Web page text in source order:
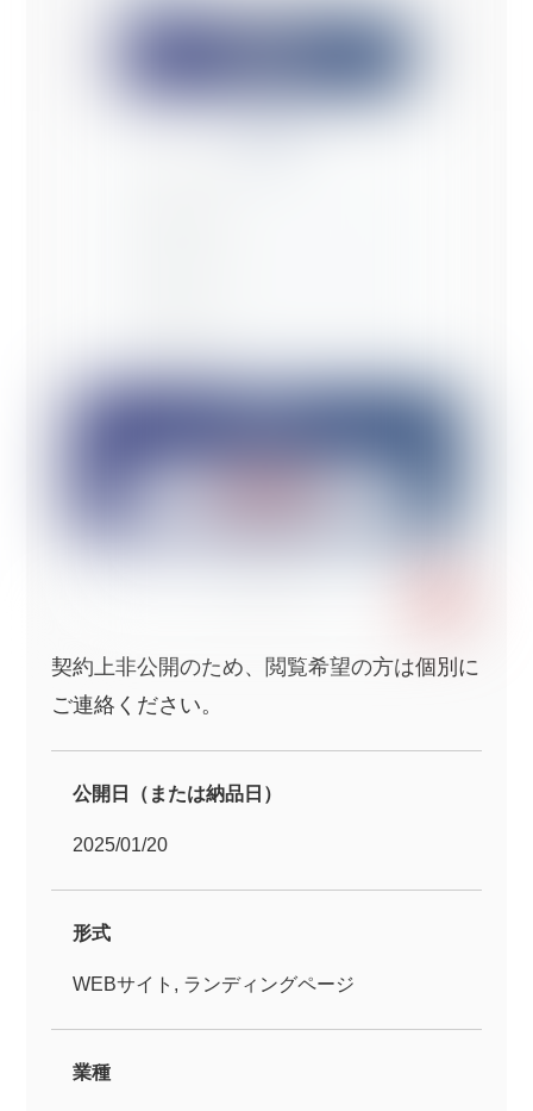
契約上非公開のため、閲覧希望の方は個別に
ご連絡ください。
公開日（または納品日）
2025/01/20
形式
WEBサイト, ランディングページ
業種